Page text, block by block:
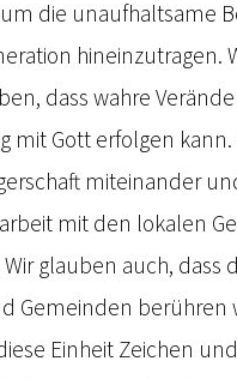
die unaufhaltsame
hineinzutragen.
dass wahre
Gott erfolgen kann.
miteinander
mit den lokalen
glauben auch, dass
Gemeinden berühren
Einheit Zeichen